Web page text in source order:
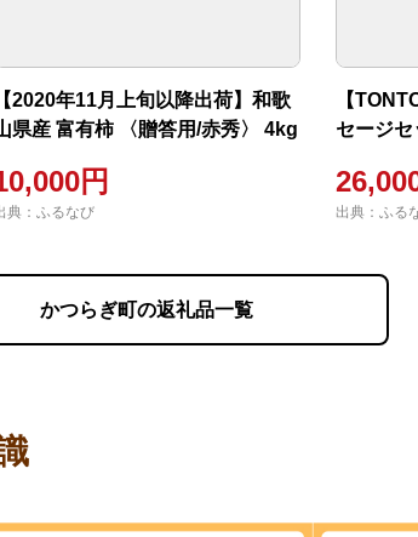
【2020年11月上旬以降出荷】和歌
県産 富有柿 〈贈答用/赤秀〉 4kg
円
典：ふるなび
【
セージセ
出典：ふる
かつらぎ町の返礼品一覧